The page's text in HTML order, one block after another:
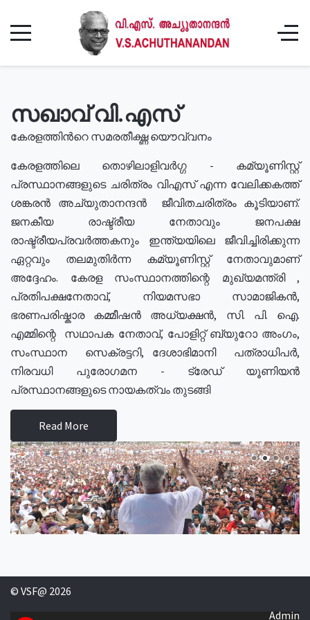
സഖാവ് വി.എസ്
കേരളത്തിൻറെ സമരതീക്ഷ്ണ യൌവ്വനം
കേരളത്തിലെ തൊഴിലാളിവർഗ്ഗ - കമ്യൂണിസ്റ്റ്
പ്രസ്ഥാനങ്ങളുടെ ചരിത്രം വിഎസ് എന്ന വേലിക്കകത്ത്
ശങ്കരൻ അച്യുതാനന്ദൻ ജീവിതചരിത്രം കൂടിയാണ്.
ജനകീയ രാഷ്ട്രീയ നേതാവും ജനപക്ഷ
രാഷ്ട്രീയപ്രവർത്തകനും ഇന്ത്യയിലെ ജീവിച്ചിരിക്കുന്ന
ഏറ്റവും തലമുതിർന്ന കമ്യൂണിസ്റ്റ് നേതാവുമാണ്
അദ്ദേഹം. കേരള സംസ്ഥാനത്തിന്റെ മുഖ്യമന്ത്രി ,
പ്രതിപക്ഷനേതാവ്, നിയമസഭാ സാമാജികൻ,
ഭരണപരിഷ്കാര കമ്മീഷൻ അധ്യക്ഷൻ, സി. പി. ഐ.
എമ്മിന്റെ സഥാപക നേതാവ്, പോളിറ്റ് ബ്യുറോ അംഗം,
സംസ്ഥാന സെക്രട്ടറി, ദേശാഭിമാനി പത്രാധിപർ,
നിരവധി പുരോഗമന - ട്രേഡ് യൂണിയൻ
പ്രസ്ഥാനങ്ങളുടെ നായകത്വം തുടങ്ങി
Read More
© VSF@ 2026
Admin